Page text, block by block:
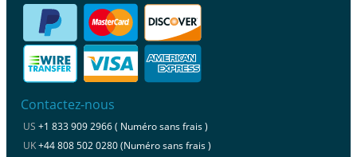
Contactez-nous
US +1 833 909 2966 ( Numéro sans frais )
UK+44 808 502 0280 (Numéro sans frais )